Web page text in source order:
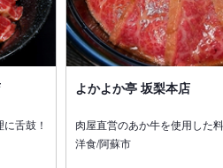
舌鼓！
よかよか亭 坂梨本店
肉屋直営のあか牛を使用した
洋食/阿蘇市